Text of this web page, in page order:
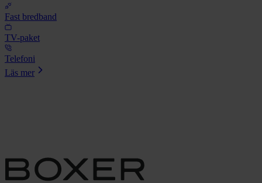
Fast bredband
TV-paket
Telefoni
Läs mer